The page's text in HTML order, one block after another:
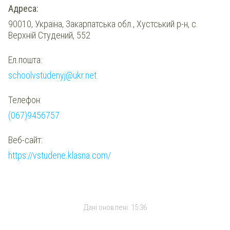
Адреса:
90010, Україна, Закарпатська обл., Хустський р-н, с.
Верхній Студений, 552
Ел.пошта:
schoolvstudenyj@ukr.net
Телефон:
(067)9456757
Веб-сайт:
https://vstudene.klasna.com/
Дані оновлені: 15:36